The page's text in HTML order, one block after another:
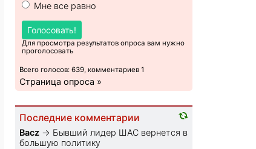
Мне все равно
Голосовать!
Для просмотра результатов опроса вам нужно
проголосовать
Всего голосов: 639, комментариев 1
Страница опроса »
Последние комментарии
Bacz → Бывший лидер ШАС вернется в
большую политику